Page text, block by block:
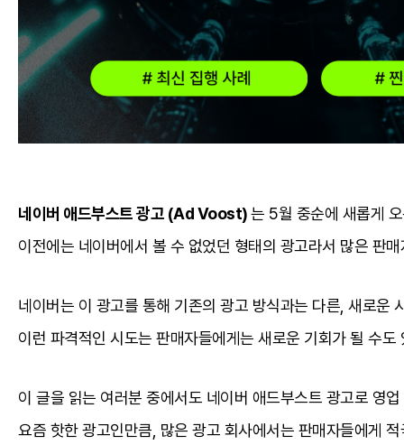
네이버 애드부스트 광고 (Ad Voost)는 5월 중순에 새롭게
이전에는 네이버에서 볼 수 없었던 형태의 광고라서 많은 판
네이버는 이 광고를 통해 기존의 광고 방식과는 다른, 새로운
이런 파격적인 시도는 판매자들에게는 새로운 기회가 될 수
이 글을 읽는 여러분 중에서도 네이버 애드부스트 광고로 영
요즘 핫한 광고인만큼, 많은 광고 회사에서는 판매자들에게